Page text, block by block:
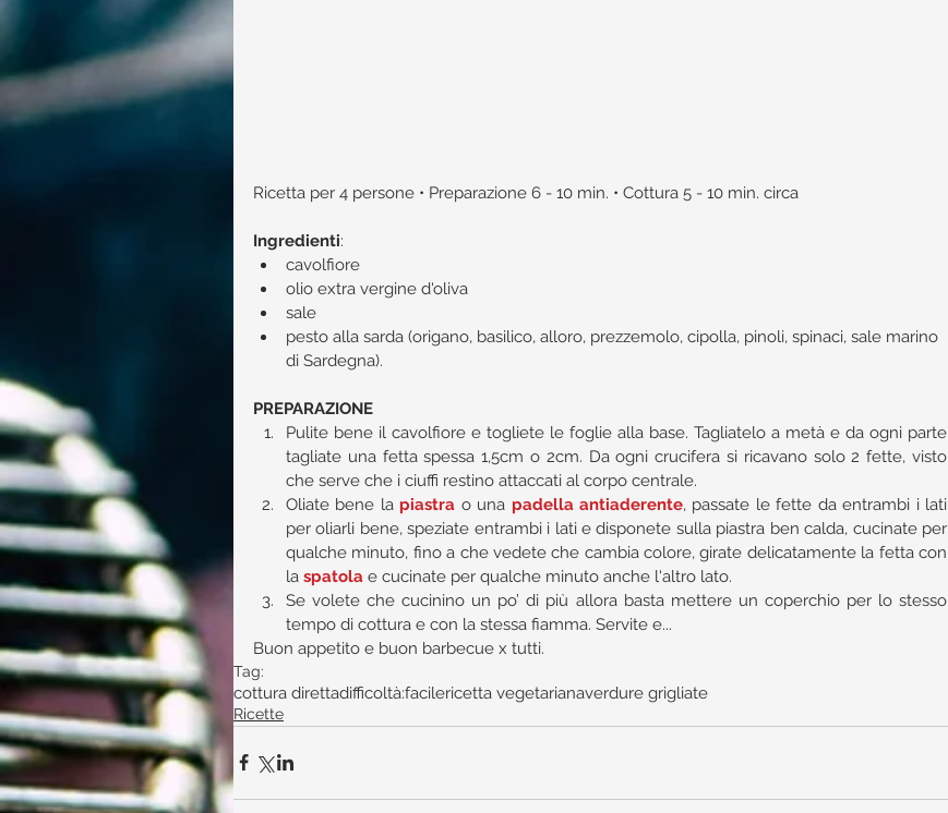
Ricetta per 4 persone • Preparazione 6 - 10 min. • Cottura 5 - 10 min. circa
Ingredienti:​
cavolfiore
olio extra vergine d'oliva
sale
pesto alla sarda (origano, basilico, alloro, prezzemolo, cipolla, pinoli, spinaci, sale marino
di Sardegna).
PREPARAZIONE
Pulite bene il cavolfiore e togliete le foglie alla base. Tagliatelo a metà e da ogni parte
tagliate una fetta spessa 1,5cm o 2cm. Da ogni crucifera si ricavano solo 2 fette, visto
che serve che i ciuffi restino attaccati al corpo centrale.
Oliate bene la piastra o una padella antiaderente, passate le fette da entrambi i lati
per oliarli bene, speziate entrambi i lati e disponete sulla piastra ben calda, cucinate per
qualche minuto, fino a che vedete che cambia colore, girate delicatamente la fetta con
la spatola e cucinate per qualche minuto anche l'altro lato.
Se volete che cucinino un po’ di più allora basta mettere un coperchio per lo stesso
tempo di cottura e con la stessa fiamma. Servite e...
Buon appetito e buon barbecue x tutti.
Tag:
cottura direttadifficoltà:facilericetta vegetarianaverdure grigliate
Ricette